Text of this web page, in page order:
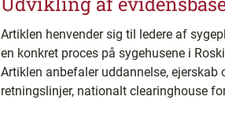
Artiklen henvender sig til ledere af
en konkret proces på sygehusene i
Artiklen anbefaler uddannelse,
retningslinjer, nationalt clearinghouse